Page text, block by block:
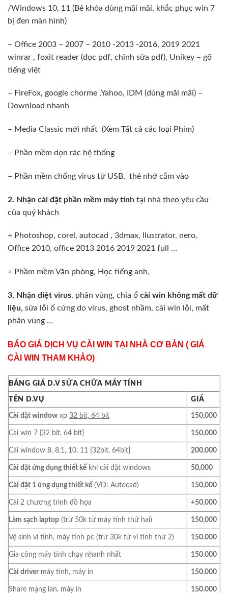
/Windows 10, 11 (Bẻ khóa dùng mãi mãi, khắc phục win 7
bị đen màn hình)
– Office 2003 – 2007 – 2010 -2013 -2016, 2019 2021
winrar , foxit reader (đọc pdf, chỉnh sửa pdf), Unikey – gõ
tiếng việt
– FireFox, google chorme ,Yahoo, IDM (dùng mãi mãi) –
Download nhanh
– Media Classic mới nhất (Xem Tất cả các loại Phim)
– Phần mềm dọn rác hệ thống
– Phần mềm chống virus từ USB, thẻ nhớ cắm vào
2. Nhận cài đặt phần mềm máy tính tại nhà theo yêu cầu
của quý khách
+ Photoshop, corel, autocad , 3dmax, llustrator, nero,
Office 2010, office 2013 2016 2019 2021 full …
+ Phầm mềm Văn phòng, Học tiếng anh,
3. Nhận diệt virus, phân vùng, chia ổ cài win không mất dữ
liệu, sửa lỗi ổ cứng do virus, ghost nhầm, cài win lỗi, mất
phân vùng …
BÁO GIÁ DỊCH VỤ CÀI WIN TẠI NHÀ CƠ BẢN ( GIÁ
CÀI WIN THAM KHẢO)
BẢNG GIÁ D.V SỬA CHỮA MÁY TÍNH
TÊN D.VỤ GIÁ
Cài đặt window xp 32 bit, 64 bit 150,000
Cài win 7 {32 bit, 64 bit} 150,000
Cài window 8, 8.1, 10, 11 {32bit, 64bit} 200,000
Cài đặt ứng dụng thiết kế khi cài đặt windows 50,000
Cài đặt 1 ứng dụng thiết kế (VD: Autocad) 150,000
Cài 2 chương trình đồ họa +50,000
Làm sạch laptop (trừ 50k từ máy tính thứ hai) 150,000
Vệ sinh vi tính, máy tính pc (trừ 30k từ vi tính thứ 2) 150.000
Gia công máy tính chạy nhanh nhất 150.000
Cài driver máy tính, máy in 150.000
Share mạng lan, máy in 150.000